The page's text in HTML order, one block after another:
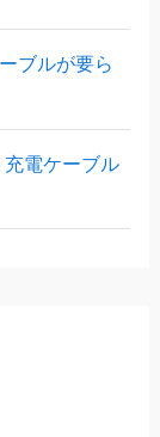
ブルが要ら
充電ケーブル